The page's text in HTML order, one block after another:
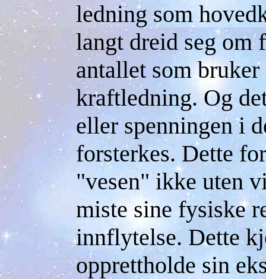
ledning som
langt dreid seg om
antallet som
kraftledning. Og
eller spenningen i
forsterkes. Dette
"vesen" ikke uten
miste sine fysiske
innflytelse. Dette
opprettholde sin